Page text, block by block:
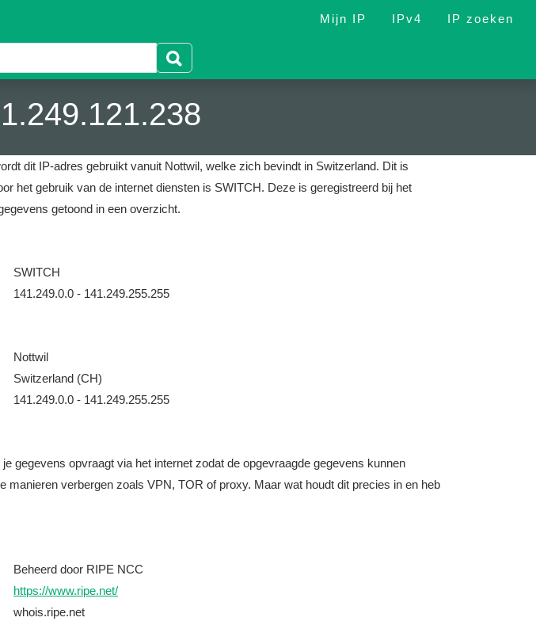
Mijn IP IPv4 IP zoeken
dit IP-adres gebruikt vanuit Nottwil, welke zich bevindt in Switzerland. Dit is
het gebruik van de internet diensten is SWITCH. Deze is geregistreerd bij het
getoond in een overzicht.
SWITCH
141.249.0.0 - 141.249.255.255
Nottwil
Switzerland (CH)
141.249.0.0 - 141.249.255.255
gegevens opvraagt via het internet zodat de opgevraagde gegevens kunnen
verbergen zoals VPN, TOR of proxy. Maar wat houdt dit precies in en heb
Beheerd door RIPE NCC
https://www.ripe.net/
whois.ripe.net